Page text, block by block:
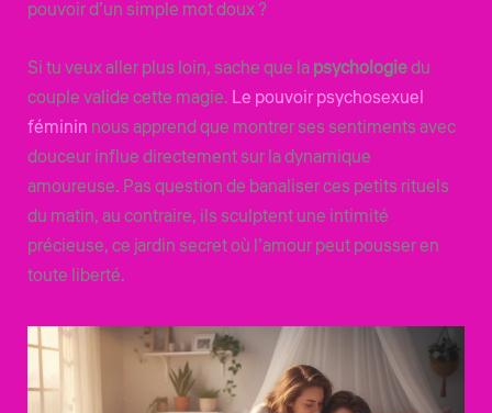
pouvoir d’un simple mot doux ?
Si tu veux aller plus loin, sache que lapsychologiedu
couple valide cette magie. Le pouvoir psychosexuel
féminin nous apprend que montrer ses sentiments avec
douceur influe directement sur la dynamique
amoureuse. Pas question de banaliser ces petits rituels
du matin, au contraire, ils sculptent une intimité
précieuse, ce jardin secret où l’amour peut pousser en
toute liberté.